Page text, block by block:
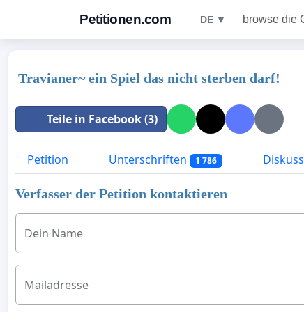
Petitionen.com DE ▼ browse die
Travianer~ ein Spiel das nicht sterben darf!
Teile in Facebook (3)
Petition Unterschriften 1 786
Verfasser der Petition kontaktieren
Dein Name
Mailadresse